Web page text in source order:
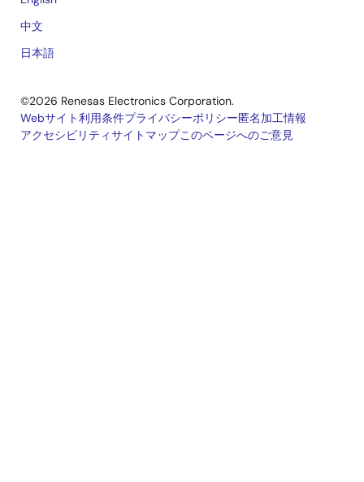
中文
日本語
©2026 Renesas Electronics Corporation.
Legal
Webサイト利用条件プライバシーポリシー匿名加工情報
アクセシビリティサイトマップこのページへのご意見